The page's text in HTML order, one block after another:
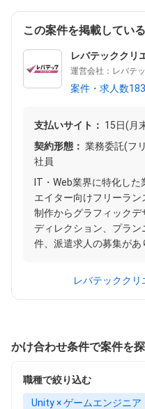
この案件を掲載してい
レバテッククリ
運営会社：レバテ
案件・求人数
支払いサイト： 15日(月
契約形態： 業務委託(フ
社員
IT・Web業界に特化し
エイター向けフリーラ
制作からグラフィックデ
ディレクション、プラ
件、派遣求人の募集があ
レバテックク
かけ合わせ条件で案件を
職種で絞り込む
Unity × ゲームエンジニア